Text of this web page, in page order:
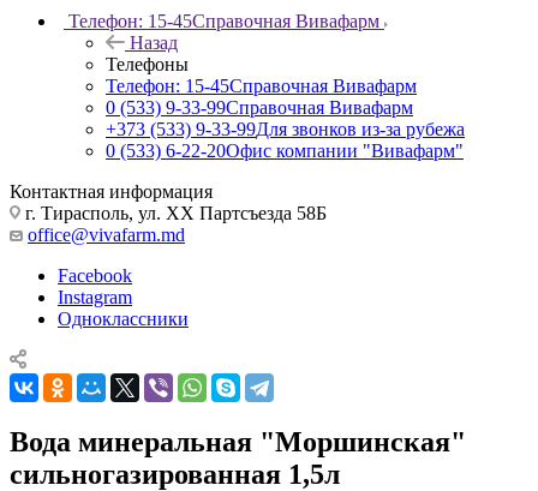
Телефон: 15-45Справочная Вивафарм
Назад
Телефоны
Телефон: 15-45Справочная Вивафарм
0 (533) 9-33-99Справочная Вивафарм
+373 (533) 9-33-99Для звонков из-за рубежа
0 (533) 6-22-20Офис компании "Вивафарм"
Контактная информация
г. Тирасполь, ул. ХХ Партсъезда 58Б
office@vivafarm.md
Facebook
Instagram
Одноклассники
Вода минеральная "Моршинская"
сильногазированная 1,5л